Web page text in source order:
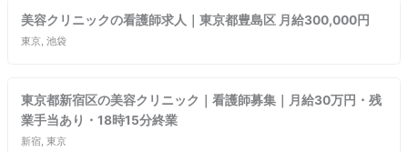
美容クリニックの看護師求人｜東京都豊島区 月給300,000円
東京, 池袋
東京都新宿区の美容クリニック｜看護師募集｜月給30万円・残
業手当あり・18時15分終業
新宿, 東京